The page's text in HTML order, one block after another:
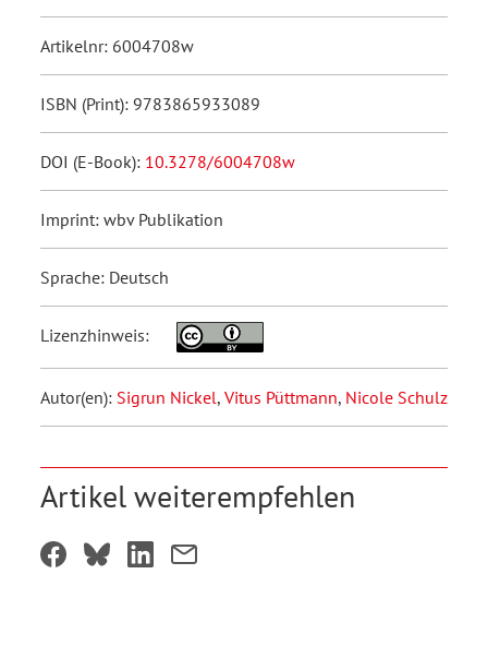
Artikelnr: 6004708w
ISBN (Print): 9783865933089
DOI (E-Book): 10.3278/6004708w
Imprint: wbv Publikation
Sprache: Deutsch
Lizenzhinweis:
Autor(en): Sigrun Nickel, Vitus Püttmann, Nicole Schulz
Artikel weiterempfehlen